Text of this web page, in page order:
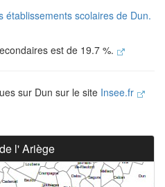
établissements scolaires de Dun.
est de 19.7 %.
sur Dun sur le site Insee.fr
l' Ariège